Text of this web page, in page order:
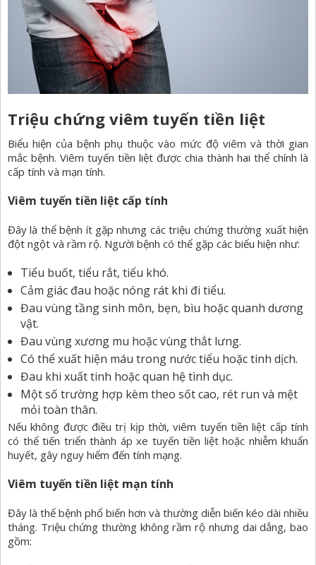
Triệu chứng viêm tuyến tiền liệt
Biểu hiện của bệnh phụ thuộc vào mức độ viêm và thời gian
mắc bệnh. Viêm tuyến tiền liệt được chia thành hai thể chính là
cấp tính và mạn tính.
Viêm tuyến tiền liệt cấp tính
Đây là thể bệnh ít gặp nhưng các triệu chứng thường xuất hiện
đột ngột và rầm rộ. Người bệnh có thể gặp các biểu hiện như:
Tiểu buốt, tiểu rắt, tiểu khó.
Cảm giác đau hoặc nóng rát khi đi tiểu.
Đau vùng tầng sinh môn, bẹn, bìu hoặc quanh dương
vật.
Đau vùng xương mu hoặc vùng thắt lưng.
Có thể xuất hiện máu trong nước tiểu hoặc tinh dịch.
Đau khi xuất tinh hoặc quan hệ tình dục.
Một số trường hợp kèm theo sốt cao, rét run và mệt
mỏi toàn thân.
Nếu không được điều trị kịp thời, viêm tuyến tiền liệt cấp tính
có thể tiến triển thành áp xe tuyến tiền liệt hoặc nhiễm khuẩn
huyết, gây nguy hiểm đến tính mạng.
Viêm tuyến tiền liệt mạn tính
Đây là thể bệnh phổ biến hơn và thường diễn biến kéo dài nhiều
tháng. Triệu chứng thường không rầm rộ nhưng dai dẳng, bao
gồm: